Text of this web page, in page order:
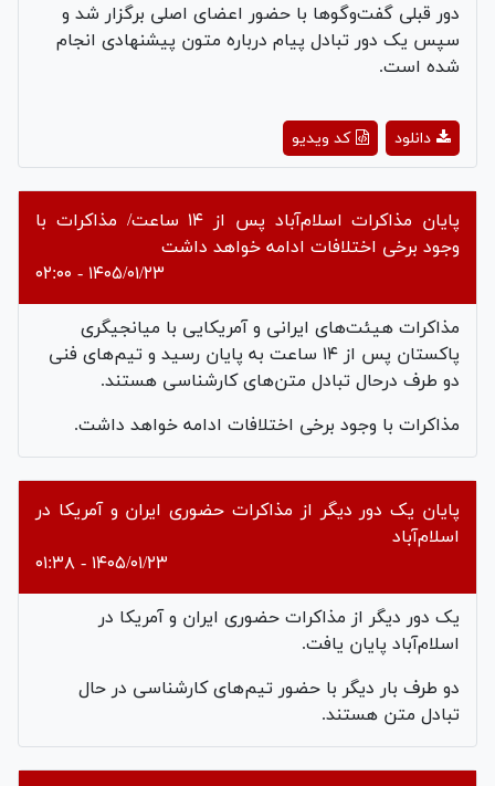
دور قبلی گفت‌و‌گو‌ها با حضور اعضای اصلی برگزار شد و
سپس یک دور تبادل پیام درباره متون پیشنهادی انجام
شده است.
Play
Video
کد ویدیو دانلود
پایان مذاکرات اسلام‌آباد پس از ۱۴ ساعت/ مذاکرات با
وجود برخی اختلافات ادامه خواهد داشت
۱۴۰۵/۰۱/۲۳ - ۰۲:۰۰
مذاکرات هیئت‌های ایرانی و آمریکایی با میانجیگری
پاکستان پس از ۱۴ ساعت به پایان رسید و تیم‌های فنی
دو طرف درحال تبادل متن‌های کارشناسی هستند.
مذاکرات با وجود برخی اختلافات ادامه خواهد داشت.
پایان یک دور دیگر از مذاکرات حضوری ایران و آمریکا در
اسلام‌آباد
۱۴۰۵/۰۱/۲۳ - ۰۱:۳۸
یک دور دیگر از مذاکرات حضوری ایران و آمریکا در
اسلام‌آباد پایان یافت.
دو طرف بار دیگر با حضور تیم‌های کارشناسی در حال
تبادل متن هستند.